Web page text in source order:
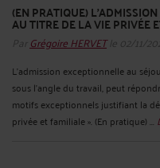
(EN PRATIQUE)
AU TITRE DE LA VIE PRIVÉE
Par Grégoire HERVETle 02/11/
L’admission exceptionnelle au
sous l’angle du travail, peut
motifs exceptionnels justifiant la
privée et familiale ». (En pratique) ...